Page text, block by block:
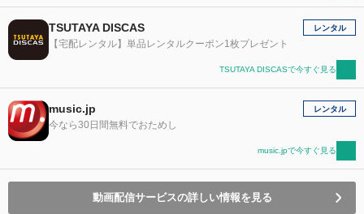
TSUTAYA DISCAS
【宅配レンタル】単品レンタルクーポン1枚プレゼント
レンタル
TSUTAYA DISCASで今すぐ見る
music.jp
今なら30日間無料でおためし
レンタル
music.jpで今すぐ見る
動画配信サービスの詳しい情報を見る